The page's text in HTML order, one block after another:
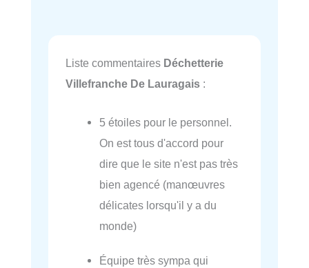
Liste commentaires Déchetterie
Villefranche De Lauragais :
5 étoiles pour le personnel.
On est tous d'accord pour
dire que le site n'est pas très
bien agencé (manœuvres
délicates lorsqu'il y a du
monde)
Équipe très sympa qui